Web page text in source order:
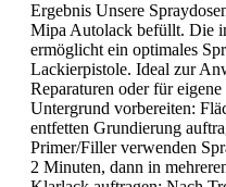
Ergebnis Unsere
Mipa Autolack befüllt. Die
ermöglicht ein optimales
Lackierpistole. Ideal zur
Reparaturen oder für
Untergrund vorbereiten:
entfetten Grundierung
Primer/Filler verwenden
2 Minuten, dann in